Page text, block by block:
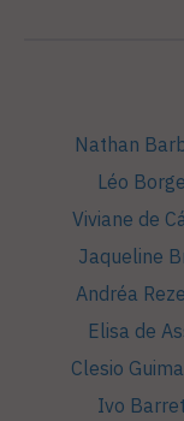
Nathan
Léo
Viviane de
Jaqueline
Andréa
Elisa de
Clesio
Ivo